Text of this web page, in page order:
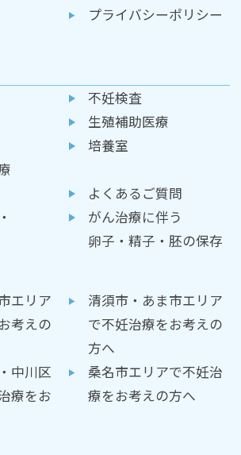
プライバシーポリシー
不妊検査
生殖補助医療
培養室
よくあるご質問
がん治療に伴う
卵子・精子・胚の保存
エリア
考えの
清須市・あま市エリア
で不妊治療をお考えの
方へ
中川区
療をお
桑名市エリアで不妊治
療をお考えの方へ